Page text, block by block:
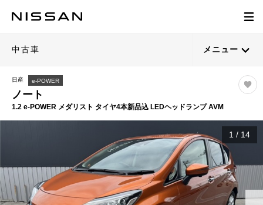
中古車 メニュー
日産 e-POWER
ノート
1.2 e-POWER メダリスト タイヤ4本新品込 LEDヘッドランプ AVM
1 / 14